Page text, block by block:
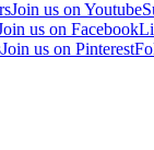
Join us on Youtube
us on Facebook
Join us on Pinterest